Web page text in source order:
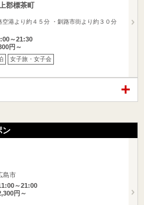
郡標茶町
空港より約４５分 ・釧路市街より約３０分
～21:30
円～
女子旅・女子会
ン
島市
～21:00
円～